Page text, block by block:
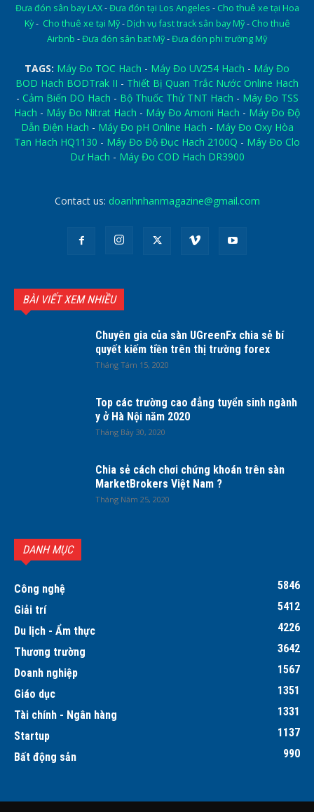
Đưa đón sân bay LAX-Đưa đón tại Los Angeles - Cho thuê xe tại Hoa
Kỳ- Cho thuê xe tại Mỹ- Dịch vụ fast track sân bay Mỹ- Cho thuê
Airbnb -Đưa đón sân bat Mỹ-Đưa đón phi trường Mỹ
TAGS: Máy Đo TOC Hach - Máy Đo UV254 Hach - Máy Đo
BOD Hach BODTrak II - Thiết Bị Quan Trắc Nước Online Hach
- Cảm Biến DO Hach - Bộ Thuốc Thử TNT Hach - Máy Đo TSS
Hach - Máy Đo Nitrat Hach - Máy Đo Amoni Hach - Máy Đo Độ
Dẫn Điện Hach - Máy Đo pH Online Hach - Máy Đo Oxy Hòa
Tan Hach HQ1130 - Máy Đo Độ Đục Hach 2100Q - Máy Đo Clo
Dư Hach - Máy Đo COD Hach DR3900
Contact us: doanhnhanmagazine@gmail.com
BÀI VIẾT XEM NHIỀU
Chuyên gia của sàn UGreenFx chia sẻ bí
quyết kiếm tiền trên thị trường forex
Tháng Tám 15, 2020
Top các trường cao đẳng tuyển sinh ngành
y ở Hà Nội năm 2020
Tháng Bảy 30, 2020
Chia sẻ cách chơi chứng khoán trên sàn
MarketBrokers Việt Nam ?
Tháng Năm 25, 2020
DANH MỤC
Công nghệ
5846
Giải trí
5412
Du lịch - Ẩm thực
4226
Thương trường
3642
Doanh nghiệp
1567
Giáo dục
1351
Tài chính - Ngân hàng
1331
Startup
1137
Bất động sản
990